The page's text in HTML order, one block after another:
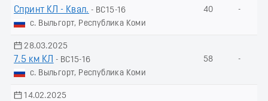
Спринт КЛ - Квал. - ВС15-16
с. Выльгорт, Республика Коми
40 -
28.03.2025
7.5 км КЛ
- ВС15-16
с. Выльгорт, Республика Коми
58 -
14.02.2025